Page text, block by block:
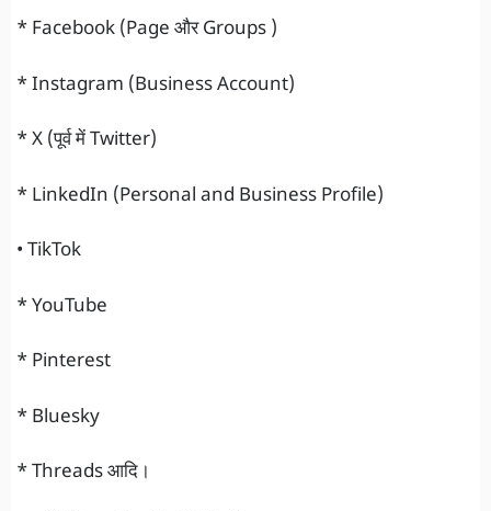
* Facebook (Page और Groups )
* Instagram (Business Account)
* X (पूर्व में Twitter)
* LinkedIn (Personal and Business Profile)
• TikTok
* YouTube
* Pinterest
* Bluesky
* Threads आदि।